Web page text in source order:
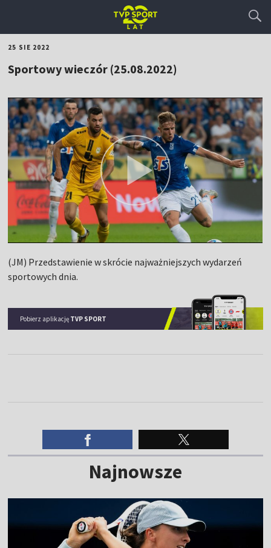
25 SIE 2022
Sportowy wieczór (25.08.2022)
(JM) Przedstawienie w skrócie najważniejszych wydarzeń
sportowych dnia.
Pobierz aplikację TVP SPORT
Najnowsze